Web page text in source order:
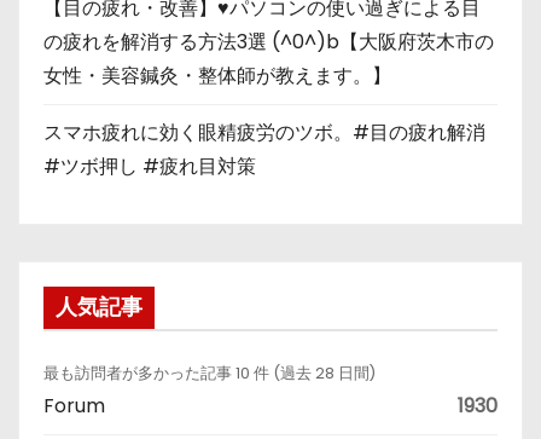
【目の疲れ・改善】♥パソコンの使い過ぎによる目
の疲れを解消する方法3選 (^0^)b【大阪府茨木市の
女性・美容鍼灸・整体師が教えます。】
スマホ疲れに効く眼精疲労のツボ。#目の疲れ解消
#ツボ押し #疲れ目対策
人気記事
最も訪問者が多かった記事 10 件 (過去 28 日間)
Forum 1930